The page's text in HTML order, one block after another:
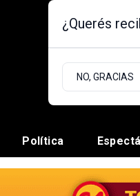
Política
¿Querés
NO, GRACIAS